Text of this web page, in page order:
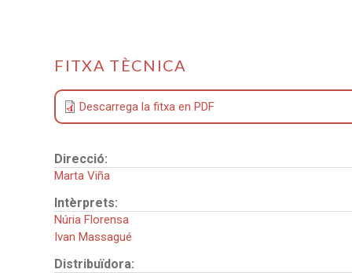
FITXA TÈCNICA
Descarrega la fitxa en PDF
Direcció:
Marta Viña
Intèrprets:
Núria Florensa
Ivan Massagué
Distribuïdora: